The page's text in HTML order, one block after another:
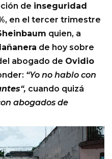
de inseguridad
en el tercer trimestre
quien, a
de hoy sobre
abogado de Ovidio
“Yo no hablo con
“, cuando quizá
abogados de